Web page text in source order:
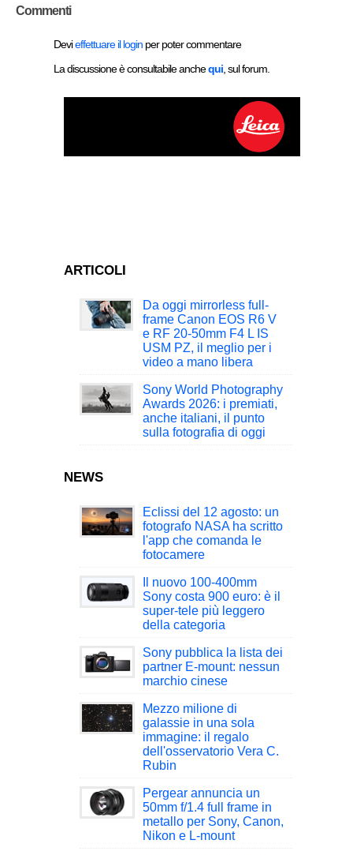
Commenti
Devieffettuare il login per poter commentare
La discussione è consultabile anchequi , sul forum.
ARTICOLI
Da oggi mirrorless full-
frame Canon EOS R6 V
e RF 20-50mm F4 L IS
USM PZ, il meglio per i
video a mano libera
Sony World Photography
Awards 2026: i premiati,
anche italiani, il punto
sulla fotografia di oggi
NEWS
Eclissi del 12 agosto: un
fotografo NASA ha scritto
l'app che comanda le
fotocamere
Il nuovo 100-400mm
Sony costa 900 euro: è il
super-tele più leggero
della categoria
Sony pubblica la lista dei
partner E-mount: nessun
marchio cinese
Mezzo milione di
galassie in una sola
immagine: il regalo
dell'osservatorio Vera C.
Rubin
Pergear annuncia un
50mm f/1.4 full frame in
metallo per Sony, Canon,
Nikon e L-mount